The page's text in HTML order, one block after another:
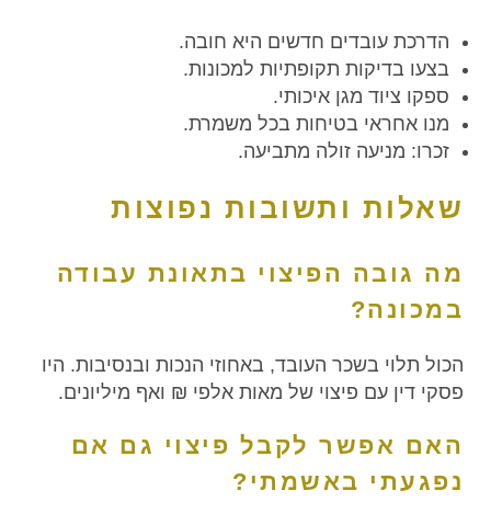
הדרכת עובדים חדשים היא חובה.
בצעו בדיקות תקופתיות למכונות.
ספקו ציוד מגן איכותי.
מנו אחראי בטיחות בכל משמרת.
זכרו: מניעה זולה מתביעה.
שאלות ותשובות נפוצות
מה גובה הפיצוי בתאונת עבודה
במכונה?
הכול תלוי בשכר העובד, באחוזי הנכות ובנסיבות. היו
פסקי דין עם פיצוי של מאות אלפי ₪ ואף מיליונים.
האם אפשר לקבל פיצוי גם אם
נפגעתי באשמתי?